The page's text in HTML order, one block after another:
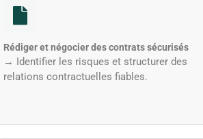
Rédiger et négocier des contrats sécurisés
→ Identifier les risques et structurer des
relations contractuelles fiables.